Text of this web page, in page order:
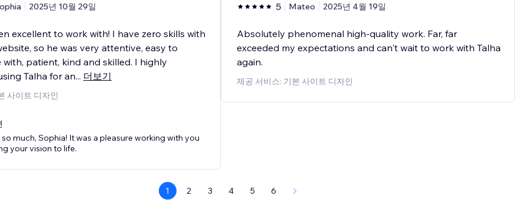
2025년 10월 29일
excellent to work with! I have zero skills with
so he was very attentive, easy to
with, patient, kind and skilled. I highly
Talha for an... 더보기
사이트 디자인
much, Sophia! It was a pleasure working with you
your vision to life.
5 Mateo 2025년 4월 19일
Absolutely phenomenal high-quality work. Far, far
exceeded my expectations and can't wait to work with Talha
again.
제공 서비스: 기본 사이트 디자인
1 2 3 4 5 6